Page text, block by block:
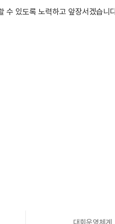
수 있도록 노력하고 앞장서겠습니